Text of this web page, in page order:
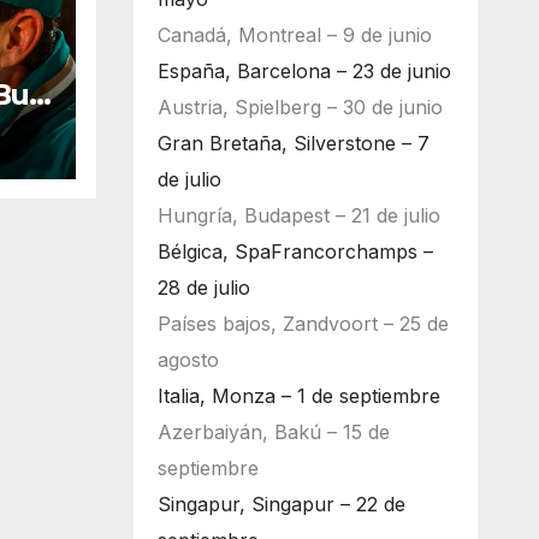
Canadá, Montreal – 9 de junio
España, Barcelona – 23 de junio
Austria, Spielberg – 30 de junio
Gran Bretaña, Silverstone – 7
de julio
Hungría, Budapest – 21 de julio
Bélgica, SpaFrancorchamps –
28 de julio
Países bajos, Zandvoort – 25 de
agosto
Italia, Monza – 1 de septiembre
Azerbaiyán, Bakú – 15 de
septiembre
Singapur, Singapur – 22 de